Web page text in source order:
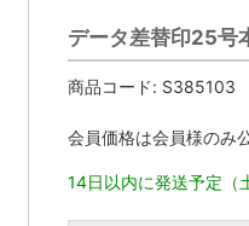
データ差替印25号
商品コード: S385103
会員価格は会員様のみ
14日以内に発送予定（